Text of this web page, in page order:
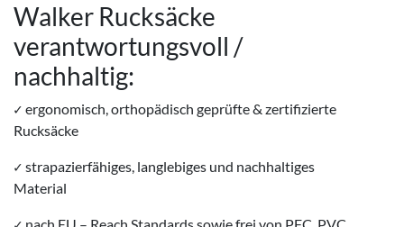
Walker Rucksäcke
verantwortungsvoll /
nachhaltig:
✓ ergonomisch, orthopädisch geprüfte & zertifizierte
Rucksäcke
✓ strapazierfähiges, langlebiges und nachhaltiges
Material